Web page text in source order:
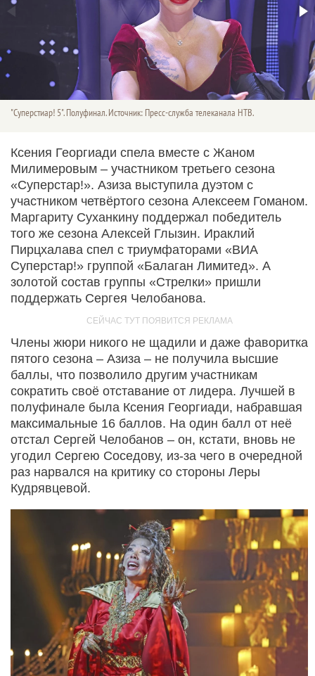
"Суперстиар! 5". Полуфинал. Источник: Пресс-служба телеканала НТВ.
Ксения Георгиади спела вместе с Жаном
Милимеровым – участником третьего сезона
«Суперстар!». Азиза выступила дуэтом с
участником четвёртого сезона Алексеем Гоманом.
Маргариту Суханкину поддержал победитель
того же сезона Алексей Глызин. Ираклий
Пирцхалава спел с триумфаторами «ВИА
Суперстар!» группой «Балаган Лимитед». А
золотой состав группы «Стрелки» пришли
поддержать Сергея Челобанова.
Члены жюри никого не щадили и даже фаворитка
пятого сезона – Азиза – не получила высшие
баллы, что позволило другим участникам
сократить своё отставание от лидера. Лучшей в
полуфинале была Ксения Георгиади, набравшая
максимальные 16 баллов. На один балл от неё
отстал Сергей Челобанов – он, кстати, вновь не
угодил Сергею Соседову, из-за чего в очередной
раз нарвался на критику со стороны Леры
Кудрявцевой.